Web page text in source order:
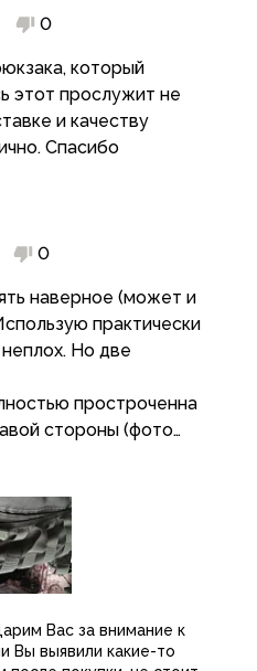
0
который
этот прослужит не
и качеству
Спасибо
0
наверное (может и
практически
Но две
простроченна
стороны (фото
плечевых лямок. Т.е.
ранец на плече за
загрузкой) лямка
длинней.
Иначе ранец
Вас за внимание к
Вы выявили какие-то